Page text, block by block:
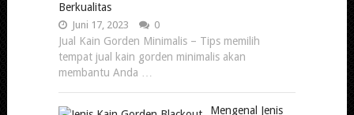
Berkualitas
Juni 17, 2023 0
Jual Kain Gorden Minimalis – Tips memilih
tempat jual kain gorden minimalis akan
membantu Anda …
Mengenal Jenis